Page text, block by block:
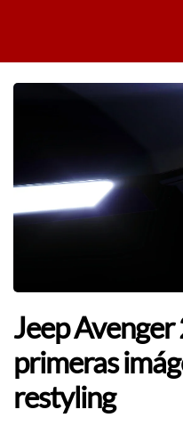
Jeep
primeras
restyling